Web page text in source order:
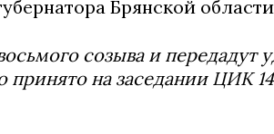
Брянской
созыва и передадут
на заседании ЦИК